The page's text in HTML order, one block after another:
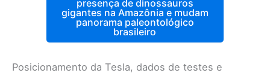
presença de dinossauros
gigantes na Amazônia e mudam
panorama paleontológico
brasileiro
Posicionamento da Tesla, dados de testes e